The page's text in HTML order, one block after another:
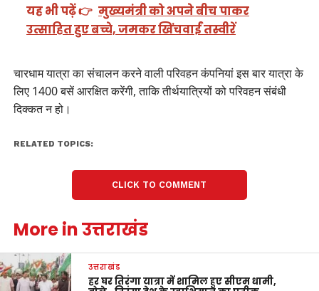
यह भी पढ़ें 👉 मुख्यमंत्री को अपने बीच पाकर
उत्साहित हुए बच्चे, जमकर खिंचवाईं तस्वीरें
चारधाम यात्रा का संचालन करने वाली परिवहन कंपनियां इस बार यात्रा के
लिए 1400 बसें आरक्षित करेंगी, ताकि तीर्थयात्रियों को परिवहन संबंधी
दिक्कत न हो।
RELATED TOPICS:
CLICK TO COMMENT
More in उत्तराखंड
उत्तराखंड
हर घर तिरंगा यात्रा में शामिल हुए सीएम धामी,